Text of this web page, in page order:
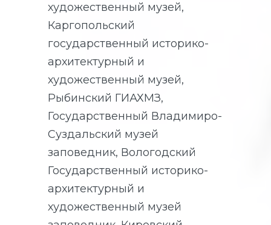
художественный музей,
Каргопольский
государственный историко-
архитектурный и
художественный музей,
Рыбинский ГИАХМЗ,
Государственный Владимиро-
Суздальский музей
заповедник, Вологодский
Государственный историко-
архитектурный и
художественный музей